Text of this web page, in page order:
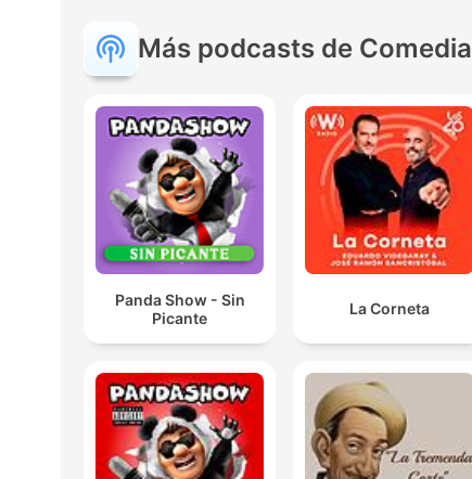
Más podcasts de Comedia
Panda Show - Sin
Picante
La Corneta